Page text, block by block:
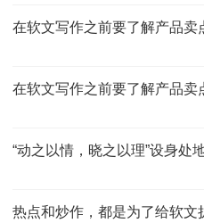
在软文写作之前要了解产品卖
在软文写作之前要了解产品卖
“动之以情，晓之以理”设身处
热点和炒作，都是为了给软文